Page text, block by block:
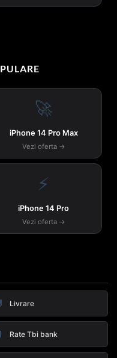
🚀
iPhone 14 Pro Max
Vezi oferta →
⚡
iPhone 14 Pro
Vezi oferta →
Livrare
Rate Tbi bank